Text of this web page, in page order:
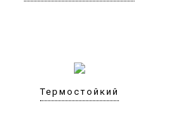
Термостойкий